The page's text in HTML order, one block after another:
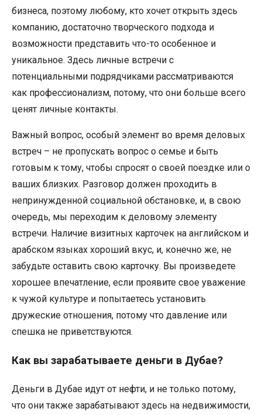
бизнеса, поэтому любому, кто хочет открыть здесь
компанию, достаточно творческого подхода и
возможности представить что-то особенное и
уникальное. Здесь личные встречи с
потенциальными подрядчиками рассматриваются
как профессионализм, потому, что они больше всего
ценят личные контакты.
Важный вопрос, особый элемент во время деловых
встреч – не пропускать вопрос о семье и быть
готовым к тому, чтобы спросят о своей поездке или о
ваших близких. Разговор должен проходить в
непринужденной социальной обстановке, и, в свою
очередь, мы переходим к деловому элементу
встречи. Наличие визитных карточек на английском и
арабском языках хороший вкус, и, конечно же, не
забудьте оставить свою карточку. Вы произведете
хорошее впечатление, если проявите свое уважение
к чужой культуре и попытаетесь установить
дружеские отношения, потому что давление или
спешка не приветствуются.
Как вы зарабатываете деньги в Дубае?
Деньги в Дубае идут от нефти, и не только потому,
что они также зарабатывают здесь на недвижимости,